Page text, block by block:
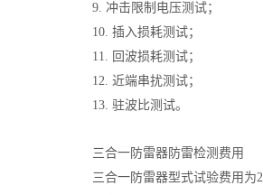
9. 冲击限制电压测试；
10. 插入损耗测试；
11. 回波损耗测试；
12. 近端串扰测试；
13. 驻波比测试。
三合一防雷器防雷检测费用
三合一防雷器型式试验费用为